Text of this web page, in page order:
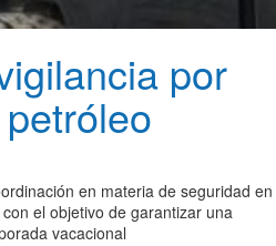
por
en materia de seguridad en
el objetivo de garantizar una
vacacional